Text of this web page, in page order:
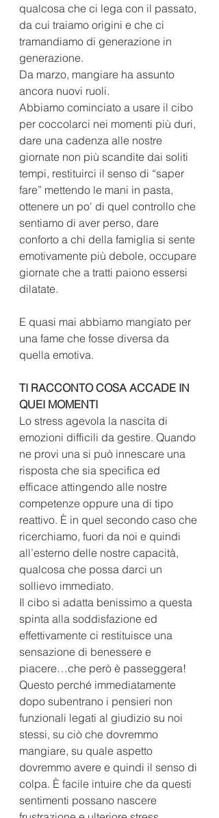
qualcosa che ci lega con il passato,
da cui traiamo origini e che ci
tramandiamo di generazione in
generazione.
Da marzo, mangiare ha assunto
ancora nuovi ruoli.
Abbiamo cominciato a usare il cibo
per coccolarci nei momenti più duri,
dare una cadenza alle nostre
giornate non più scandite dai soliti
tempi, restituirci il senso di “saper
fare” mettendo le mani in pasta,
ottenere un po' di quel controllo che
sentiamo di aver perso, dare
conforto a chi della famiglia si sente
emotivamente più debole, occupare
giornate che a tratti paiono essersi
dilatate.
E quasi mai abbiamo mangiato per
una fame che fosse diversa da
quella emotiva.
TI RACCONTO COSA ACCADE IN
QUEI MOMENTI
Lo stress agevola la nascita di
emozioni difficili da gestire. Quando
ne provi una si può innescare una
risposta che sia specifica ed
efficace attingendo alle nostre
competenze oppure una di tipo
reattivo. È in quel secondo caso che
ricerchiamo, fuori da noi e quindi
all’esterno delle nostre capacità,
qualcosa che possa darci un
sollievo immediato.
Il cibo si adatta benissimo a questa
spinta alla soddisfazione ed
effettivamente ci restituisce una
sensazione di benessere e
piacere…che però è passeggera!
Questo perché immediatamente
dopo subentrano i pensieri non
funzionali legati al giudizio su noi
stessi, su ciò che dovremmo
mangiare, su quale aspetto
dovremmo avere e quindi il senso di
colpa. È facile intuire che da questi
sentimenti possano nascere